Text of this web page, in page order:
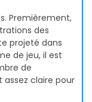
Premièrement,
des
projeté dans
de jeu, il est
de
assez claire pour